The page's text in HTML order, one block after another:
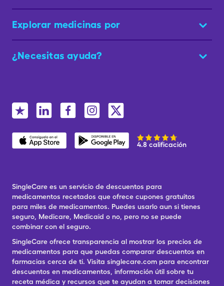
Explorar medicinas por
¿Necesitas ayuda?
4.8 calificación
SingleCare es un servicio de descuentos para
medicamentos recetados que ofrece cupones gratuitos
para miles de medicamentos. Puedes usarlo aun si tienes
seguro, Medicare, Medicaid o no, pero no se puede
combinar con el seguro.
SingleCare ofrece transparencia al mostrar los precios de
medicamentos para que puedas comparar descuentos en
farmacias cerca de ti. Visita singlecare.com para encontrar
descuentos en medicamentos, información útil sobre tu
receta médica y recursos que te ayudan a tomar decisiones